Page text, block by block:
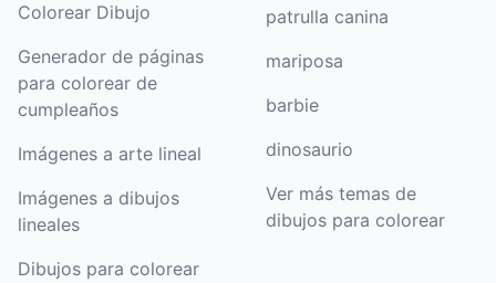
Colorear Dibujo
Generador de páginas
para colorear de
cumpleaños
Imágenes a arte lineal
Imágenes a dibujos
lineales
Dibujos para colorear
patrulla canina
mariposa
barbie
dinosaurio
Ver más temas de
dibujos para colorear